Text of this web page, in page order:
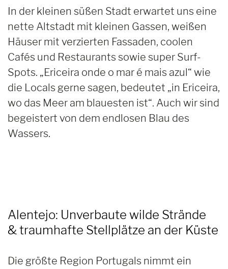
In der kleinen süßen Stadt erwartet uns eine
nette Altstadt mit kleinen Gassen, weißen
Häuser mit verzierten Fassaden, coolen
Cafés und Restaurants sowie super Surf-
Spots. „Ericeira onde o mar é mais azul“ wie
die Locals gerne sagen, bedeutet „in Ericeira,
wo das Meer am blauesten ist“. Auch wir sind
begeistert von dem endlosen Blau des
Wassers.
Alentejo: Unverbaute wilde Strände
& traumhafte Stellplätze an der Küste
Die größte Region Portugals nimmt ein